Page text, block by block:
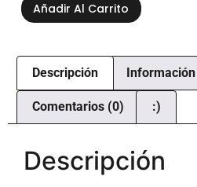
Añadir Al Carrito
Descripción
Comentarios (0) :)
Descripción